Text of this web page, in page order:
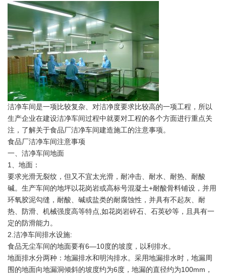
洁净车间是一项比较复杂、对洁净度要求比较高的一项工程，所以
生产企业在建设洁净车间过程中就要对工程的各个方面进行重点关
注，了解关于食品厂洁净车间建造施工的注意事项。
食品厂洁净车间注意事项
一、洁净车间地面
1、地面：
要求光滑无裂纹，但又不宜太光滑，耐冲击、耐水、耐热、耐酸
碱。生产车间的地坪以花岗岩或高标号混凝土+耐酸骨料铺设，并用
环氧胶泥勾缝，耐酸、碱或盐类的耐腐蚀性，并具有不起灰、耐
热、防滑、机械强度高等特点,如花岗岩碎石、石英砂等，且具有一
定的防滑能力。
2.洁净车间排水设施:
食品无尘车间的地面要有6—10度的坡度，以利排水。
地面排水分两种：地漏排水和明沟排水。采用地漏排水时，地漏周
围的地面向地漏洞倾斜的坡度约为6度，地漏的直径约为100mm，